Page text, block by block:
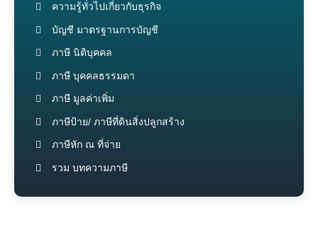
ความรู้ทั่วไปเกี่ยวกับธุรกิจ
บัญชี มาตรฐานการบัญชี
ภาษี นิติบุคคล
ภาษี บุคคลธรรมดา
ภาษี มูลค่าเพิ่ม
ภาษีป้าย/ ภาษีที่ดินสิ่งปลูกสร้าง
ภาษีหัก ณ ที่จ่าย
รวม บทความภาษี